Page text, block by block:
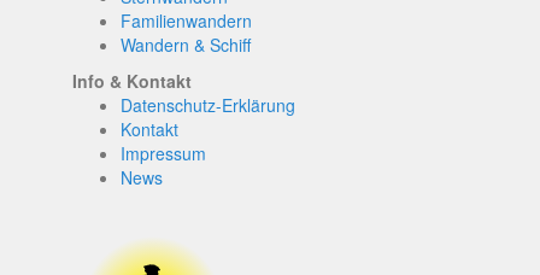
Familienwandern
Wandern & Schiff
Info & Kontakt
Datenschutz-Erklärung
Kontakt
Impressum
News